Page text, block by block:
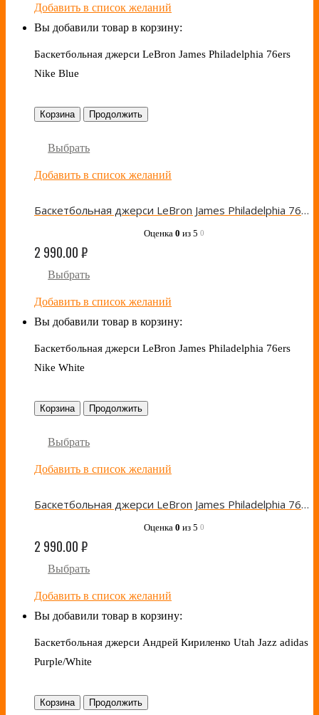
Добавить в список желаний
Вы добавили товар в корзину:
Баскетбольная джерси LeBron James Philadelphia 76ers
Nike Blue
Корзина Продолжить
Выбрать
Добавить в список желаний
Баскетбольная джерси LeBron James Philadelphia 76ers Nike Blue
Оценка 0 из 5 0
2 990.00₽
Выбрать
Добавить в список желаний
Вы добавили товар в корзину:
Баскетбольная джерси LeBron James Philadelphia 76ers
Nike White
Корзина Продолжить
Выбрать
Добавить в список желаний
Баскетбольная джерси LeBron James Philadelphia 76ers Nike White
Оценка 0 из 5 0
2 990.00₽
Выбрать
Добавить в список желаний
Вы добавили товар в корзину:
Баскетбольная джерси Андрей Кириленко Utah Jazz adidas
Purple/White
Корзина Продолжить